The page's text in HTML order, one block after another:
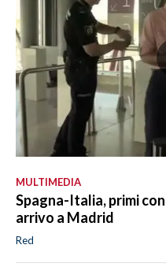
MULTIMEDIA
Spagna-Italia, primi
arrivo a Madrid
Red